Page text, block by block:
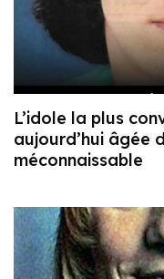
L’idole la plus
aujourd’hui âgée
méconnaissable